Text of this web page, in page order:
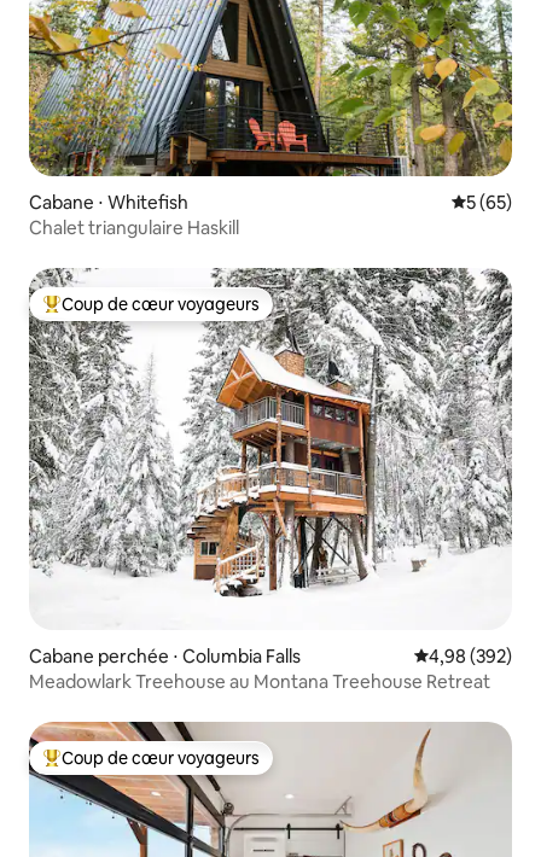
Cabane ⋅ Whitefish
5 (65)
Chalet triangulaire Haskill
Coups de cœur voyageurs les plus appréciés
Coup de cœur voyageurs
Cabane perchée ⋅ Columbia Falls Évaluation
4,98 (392)
Meadowlark Treehouse au Montana Treehouse Retreat
Coups de cœur voyageurs les plus appréciés
Coup de cœur voyageurs